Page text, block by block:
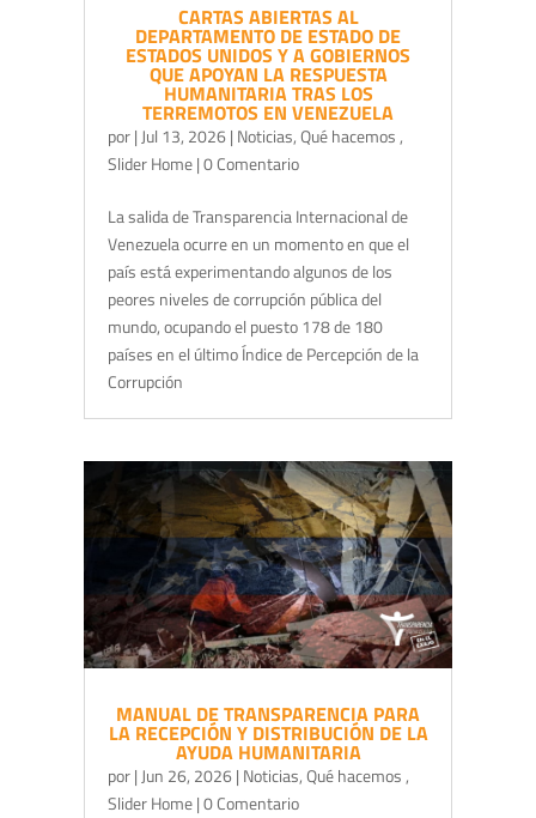
CARTAS ABIERTAS AL
DEPARTAMENTO DE ESTADO DE
ESTADOS UNIDOS Y A GOBIERNOS
QUE APOYAN LA RESPUESTA
HUMANITARIA TRAS LOS
TERREMOTOS EN VENEZUELA
por| Jul 13, 2026| Noticias,Qué hacemos ,
Slider Home| 0 Comentario
La salida de Transparencia Internacional de
Venezuela ocurre en un momento en que el
país está experimentando algunos de los
peores niveles de corrupción pública del
mundo, ocupando el puesto 178 de 180
países en el último Índice de Percepción de la
Corrupción
MANUAL DE TRANSPARENCIA PARA
LA RECEPCIÓN Y DISTRIBUCIÓN DE LA
AYUDA HUMANITARIA
por|Jun 26, 2026| Noticias,Qué hacemos,
Slider Home| 0 Comentario